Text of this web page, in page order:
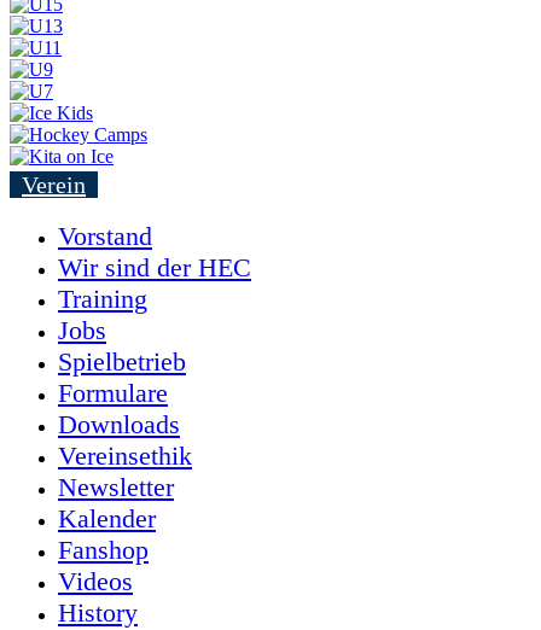
Verein
Vorstand
Wir sind der HEC
Training
Jobs
Spielbetrieb
Formulare
Downloads
Vereinsethik
Newsletter
Kalender
Fanshop
Videos
History